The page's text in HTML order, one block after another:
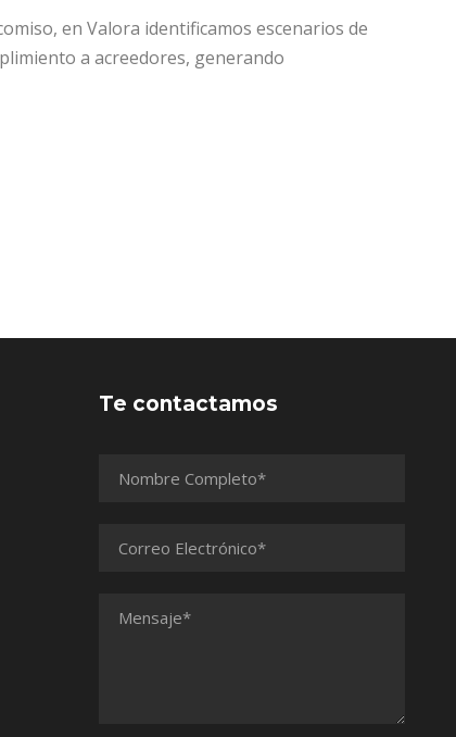
en Valora identificamos escenarios de
a acreedores, generando
Te contactamos